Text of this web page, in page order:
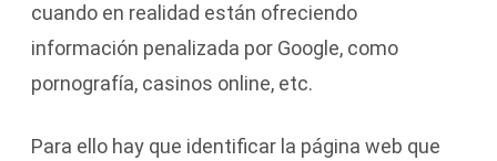
cuando en realidad están ofreciendo
información penalizada por Google, como
pornografía, casinos online, etc.
Para ello hay que identificar la página web que